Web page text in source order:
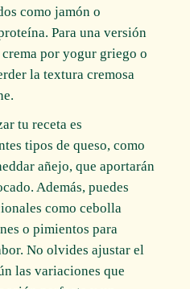
como jamón o
Para una versión
por yogur griego o
la textura cremosa
tu receta es
tipos de queso, como
añejo, que aportarán
Además, puedes
como cebolla
o pimientos para
No olvides ajustar el
las variaciones que